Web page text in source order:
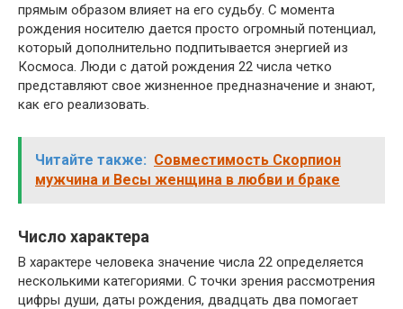
прямым образом влияет на его судьбу. С момента
рождения носителю дается просто огромный потенциал,
который дополнительно подпитывается энергией из
Космоса. Люди с датой рождения 22 числа четко
представляют свое жизненное предназначение и знают,
как его реализовать.
Читайте также: Совместимость Скорпион
мужчина и Весы женщина в любви и браке
Число характера
В характере человека значение числа 22 определяется
несколькими категориями. С точки зрения рассмотрения
цифры души, даты рождения, двадцать два помогает